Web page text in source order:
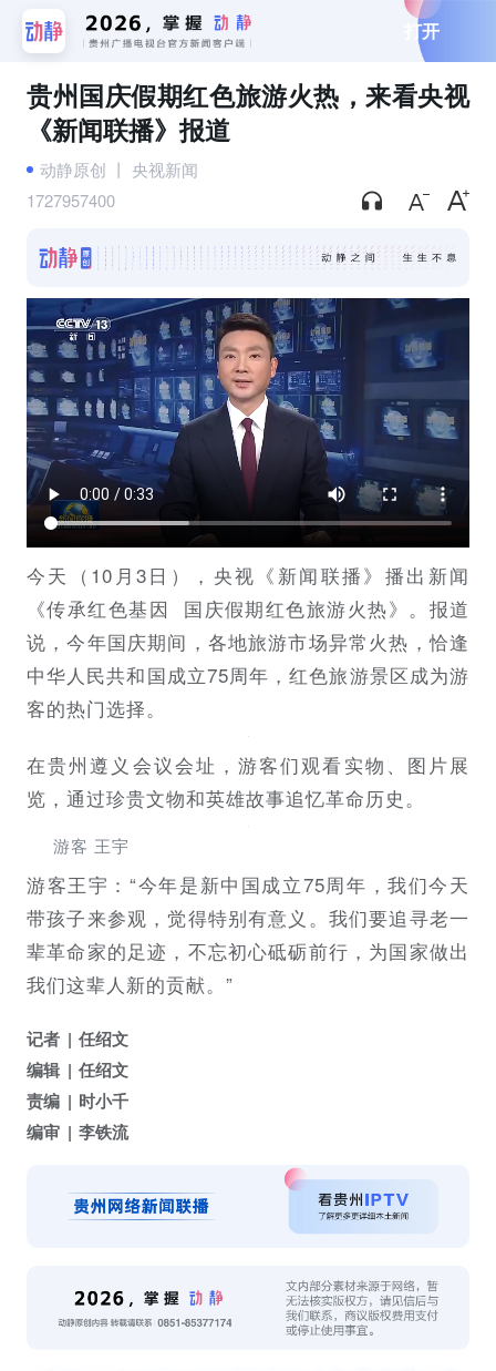
打开
贵州国庆假期红色旅游火热，来看央视
《新闻联播》报道
动静原创 丨 央视新闻
1727957400
今天（10月3日），央视《新闻联播》播出新闻
《传承红色基因 国庆假期红色旅游火热》。报道
说，今年国庆期间，各地旅游市场异常火热，恰逢
中华人民共和国成立75周年，红色旅游景区成为游
客的热门选择。
在贵州遵义会议会址，游客们观看实物、图片展
览，通过珍贵文物和英雄故事追忆革命历史。
游客 王宇
游客王宇：“今年是新中国成立75周年，我们今天
带孩子来参观，觉得特别有意义。我们要追寻老一
辈革命家的足迹，不忘初心砥砺前行，为国家做出
我们这辈人新的贡献。”
记者
任绍文
编辑
任绍文
责编
时小千
编审
李铁流